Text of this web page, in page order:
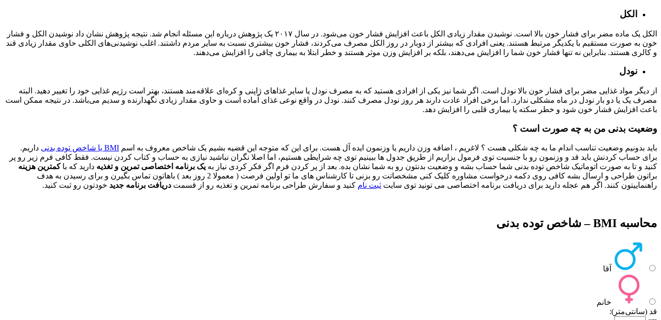
الکل
الکل یک ماده مضر برای فشار خون بالا است. نوشیدن مقدار زیادی الکل باعث افزایش فشار خون می‌شود. در سال ۲۰۱۷ یک پژوهش درباره این مسئله انجام شد. نتیجه پژوهش نشان داد نوشیدن الکل و فشار
خون به صورت مستقیم با یکدیگر مرتبط هستند. یعنی افرادی که بیشتر از دوبار در روز الکل مصرف می‌کردند، فشار خون بیشتری نسبت به سایر مردم داشتند. اغلب نوشیدنی‌های الکلی حاوی مقدار زیادی قند
و کالری هستند. بنابراین نه تنها فشار خون شما را افزایش می‌دهند، بلکه بر افزایش وزن موثر هستند و خطر ابتلا به بیماری چاقی را افزایش می‌دهند.
نودل
از دیگر مواد غذایی مضر برای فشار خون بالا نودل است. اگر شما نیز یکی از افرادی هستید که به مصرف نودل یا سایر غذاهای ژاپنی و کره‌ای علاقه‌مند هستند، بهتر است رژیم غذایی خود را تغییر دهید. البته
مصرف یک یا دو بار نودل در ماه مشکلی ندارد. اما برخی افراد عادت دارند هر روز نودل مصرف کنند. نودل در واقع نوعی غذای آماده است و حاوی مقدار زیادی نگهدارنده و سدیم می‌باشد. در نتیجه ممکن است
باعث افزایش فشار خون شود و خطر سکته یا بیماری قلبی را افزایش دهد.
وضعیت بدنی من به چه صورت است ؟
باید بدونیم وضعیت تناسب اندام ما به چه شکلی هست ؟ لاغریم ، اضافه وزن داریم یا وزنمون ایده آل هست. برای این که متوجه این قضیه بشیم یک شاخص معروف به اسم BMI یا شاخص توده بدنی
داریم.
برای حساب کردنش باید قد و وزنمون رو با جنسیت توی فرمول بزاریم از طریق جدول ها ببینیم توی چه شرایطی هستیم، اما اصلا نگران نباشید نیازی به حساب و کتاب کردن نیست. فقط کافی فرم زیر رو پر
کنید و تا به صورت اتوماتیک شاخص توده بدنی شما حساب بشه و وضعیت بدنتون رو به شما نشان بده. بعد از پر کردن فرم اگر فکر کردی نیاز به یک برنامه اختصاصی تمرین و تغذیه دارید که باکمترین هزینه
براتون طراحی و ارسال بشه کافی روی دکمه درخواست مشاوره کلیک کنی مشخصاتت رو بزنی تا کارشناس های ما تو اولین فرصت ( معمولا 2 روز بعد ) باهاتون تماس بگیرن و برای رسیدن به هدف
راهنماییتون کنند. اگر هم عجله دارید برای دریافت برنامه اختصاصی می تونید توی سایت ثبت نام کنید و سفارش طراحی برنامه تمرین و تغذیه رو از قسمت دریافت برنامه جدید خودتون رو ثبت کنید.
محاسبه BMI – شاخص توده بدنی
آقا
خانم
قد (سانتی‌متر):